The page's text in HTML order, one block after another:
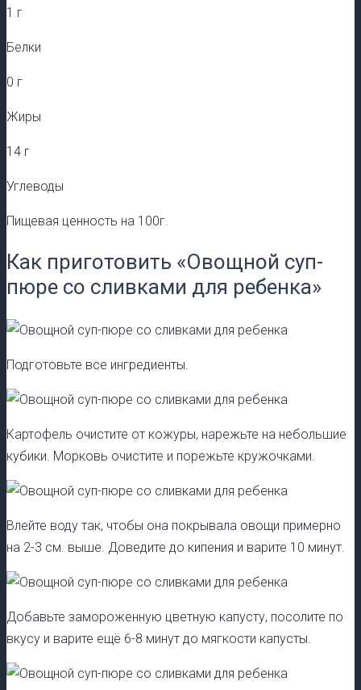
1 г
Белки
0 г
Жиры
14 г
Углеводы
Пищевая ценность на 100г.
Как приготовить «Овощной суп-
пюре со сливками для ребенка»
Подготовьте все ингредиенты.
Картофель очистите от кожуры, нарежьте на небольшие
кубики. Морковь очистите и порежьте кружочками.
Влейте воду так, чтобы она покрывала овощи примерно
на 2-3 см. выше. Доведите до кипения и варите 10 минут.
Добавьте замороженную цветную капусту, посолите по
вкусу и варите ещё 6-8 минут до мягкости капусты.